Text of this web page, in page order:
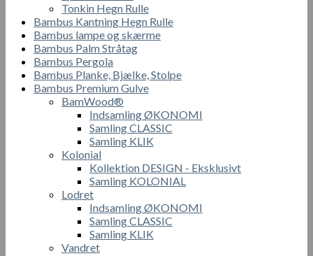
Tonkin Hegn Rulle
Bambus Kantning Hegn Rulle
Bambus lampe og skærme
Bambus Palm Stråtag
Bambus Pergola
Bambus Planke, Bjælke, Stolpe
Bambus Premium Gulve
BamWood®
Indsamling ØKONOMI
Samling CLASSIC
Samling KLIK
Kolonial
Kollektion DESIGN - Eksklusivt
Samling KOLONIAL
Lodret
Indsamling ØKONOMI
Samling CLASSIC
Samling KLIK
Vandret